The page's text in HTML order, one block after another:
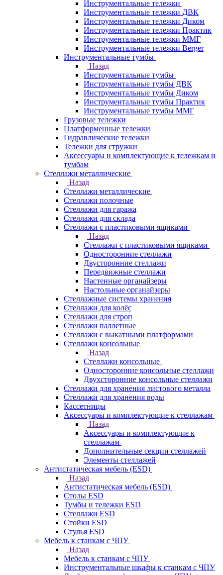
Инструментальные тележки
Инструментальные тележки ДВК
Инструментальные тележки Диком
Инструментальные тележки Практик
Инструментальные тележки ММГ
Инструментальные тележки Berger
Инструментальные тумбы
Назад
Инструментальные тумбы
Инструментальные тумбы ДВК
Инструментальные тумбы Диком
Инструментальные тумбы Практик
Инструментальные тумбы ММГ
Грузовые тележки
Платформенные тележки
Гидравлические тележки
Тележки для стружки
Аксесcуары и комплектующие к тележкам и
тумбам
Стеллажи металлические
Назад
Стеллажи металлические
Стеллажи полочные
Стеллажи для гаража
Стеллажи для склада
Стеллажи с пластиковыми ящиками
Назад
Стеллажи с пластиковыми ящиками
Односторонние стеллажи
Двусторонние стеллажи
Передвижные стеллажи
Настенные органайзеры
Настольные органайзеры
Стеллажные системы хранения
Стеллажи для колёс
Стеллажи для строп
Стеллажи паллетные
Стеллажи с выкатными платформами
Стеллажи консольные
Назад
Стеллажи консольные
Односторонние консольные стеллажи
Двухсторонние консольные стеллажи
Стеллажи для хранения листового металла
Стеллажи для хранения воды
Кассетницы
Аксесcуары и комплектующие к стеллажам
Назад
Аксесcуары и комплектующие к
стеллажам
Дополнительные секции стеллажей
Элементы стеллажей
Антистатическая мебель (ESD)
Назад
Антистатическая мебель (ESD)
Столы ESD
Тумбы и тележки ESD
Стеллажи ESD
Стойки ESD
Стулья ESD
Мебель к станкам с ЧПУ
Назад
Мебель к станкам с ЧПУ
Инструментальные шкафы к станкам с ЧПУ